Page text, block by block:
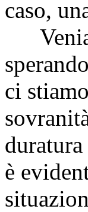
caso,
ci
è